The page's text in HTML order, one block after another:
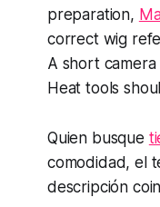
preparation,
correct wig
A short
Heat tools
Quien busque
comodidad, el
descripción